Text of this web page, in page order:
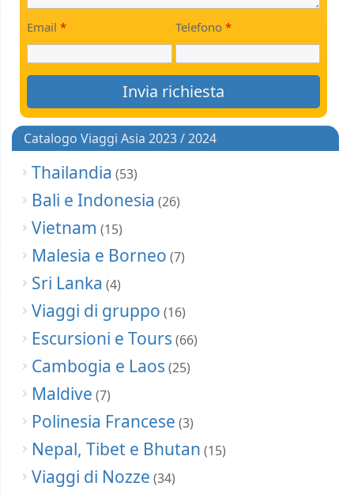
Email * Telefono *
Catalogo Viaggi Asia 2023 / 2024
Thailandia (53)
Bali e Indonesia (26)
Vietnam (15)
Malesia e Borneo (7)
Sri Lanka (4)
Viaggi di gruppo (16)
Escursioni e Tours (66)
Cambogia e Laos (25)
Maldive (7)
Polinesia Francese (3)
Nepal, Tibet e Bhutan (15)
Viaggi di Nozze (34)